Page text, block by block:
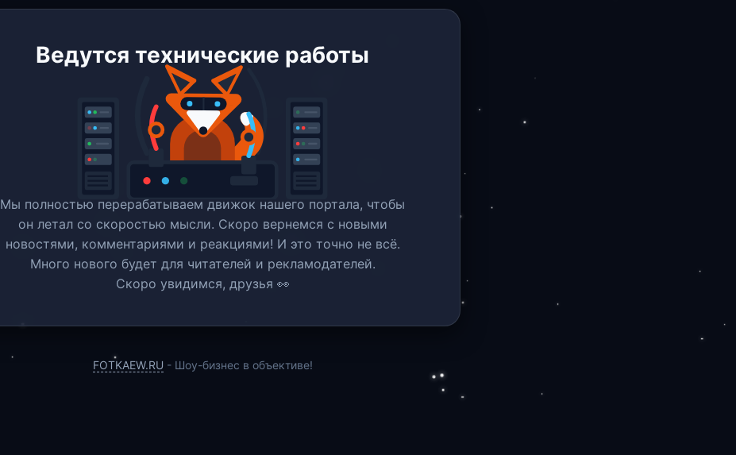
Ведутся технические работы
Мы полностью перерабатываем движок нашего портала, чтобы
он летал со скоростью мысли. Скоро вернемся c новыми
новостями, комментариями и реакциями! И это точно не всё.
Много нового будет для читателей и рекламодателей.
Скоро увидимся, друзья 👀
FOTKAEW.RU - Шоу-бизнес в объективе!